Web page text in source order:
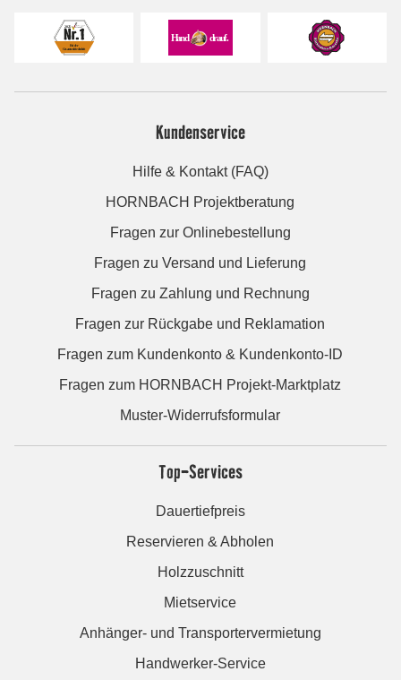
Kundenservice
Hilfe & Kontakt (FAQ)
HORNBACH Projektberatung
Fragen zur Onlinebestellung
Fragen zu Versand und Lieferung
Fragen zu Zahlung und Rechnung
Fragen zur Rückgabe und Reklamation
Fragen zum Kundenkonto & Kundenkonto-ID
Fragen zum HORNBACH Projekt-Marktplatz
Muster-Widerrufsformular
Top-Services
Dauertiefpreis
Reservieren & Abholen
Holzzuschnitt
Mietservice
Anhänger- und Transportervermietung
Handwerker-Service